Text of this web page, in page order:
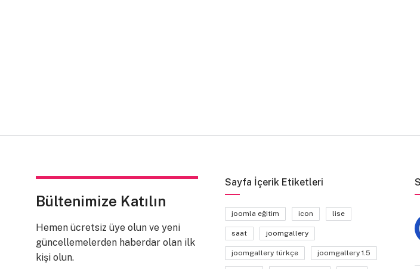
Bültenimize Katılın
Hemen ücretsiz üye olun ve yeni
güncellemelerden haberdar olan ilk
kişi olun.
Sayfa İçerik Etiketleri
joomla eğitim icon lise
saat joomgallery
joomgallery türkçe joomgallery 1.5